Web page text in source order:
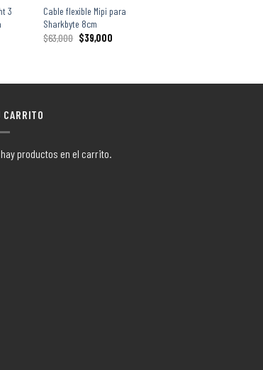
3
Cable flexible Mipi para
Sharkbyte 8cm
$63,000 $39,000
CARRITO
hay productos en el carrito.